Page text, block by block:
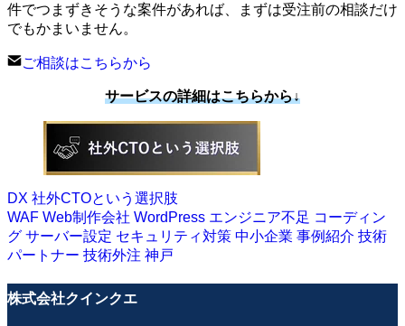
件でつまずきそうな案件があれば、まずは受注前の相談だけ
でもかまいません。
ご相談はこちらから
サービスの詳細はこちらから↓
DX 社外CTOという選択肢
WAF Web制作会社 WordPress エンジニア不足 コーディン
グ サーバー設定 セキュリティ対策 中小企業 事例紹介 技術
パートナー 技術外注 神戸
株式会社クインクエ